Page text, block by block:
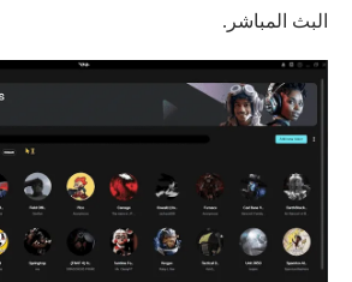
البث المباشر.